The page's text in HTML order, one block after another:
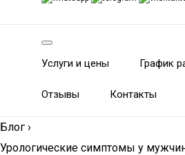
Услуги и цены График
Отзывы Контакты
Блог ›
Урологические симптомы у